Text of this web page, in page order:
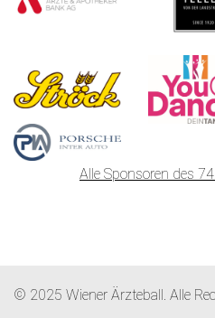
Alle Sponsoren des
© 2025 Wiener Ärzteball. Alle